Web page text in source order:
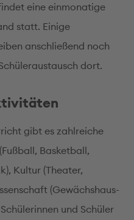
eine einmonatige
statt. Einige
anschließend noch
dort.
gibt es zahlreiche
Basketball,
Kultur (Theater,
(Gewächshaus-
und Schüler